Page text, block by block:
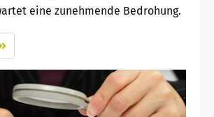
eine zunehmende Bedrohung.